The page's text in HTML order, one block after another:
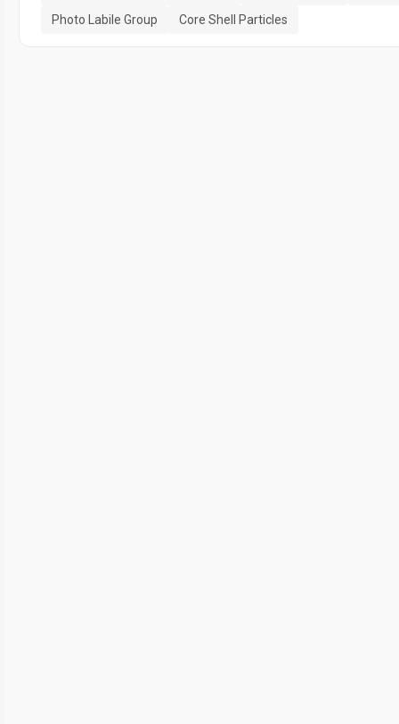
Photo Labile Group
Core Shell Particles